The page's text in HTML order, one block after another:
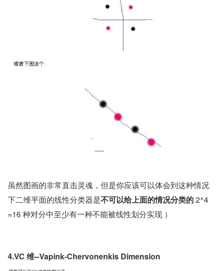
虽然图画的非常直击灵魂，但是你应该可以体会到这种情况
下二维平面的线性分类器是不可以给上面的情况分类的 2^4
=16 种对分中至少有一种不能被线性划分实现 ）
4.VC 维--Vapink-Chervonenkis Dimension